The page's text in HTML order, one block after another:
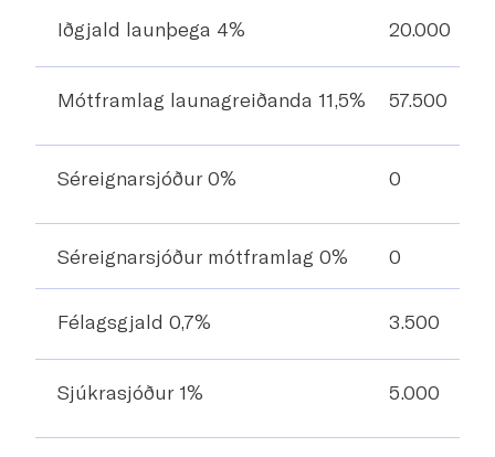
Iðgjald launþega 4% 20.000
Mótframlag launagreiðanda 11,5% 57.500
Séreignarsjóður 0% 0
Séreignarsjóður mótframlag 0% 0
Félagsgjald 0,7% 3.500
Sjúkrasjóður 1% 5.000